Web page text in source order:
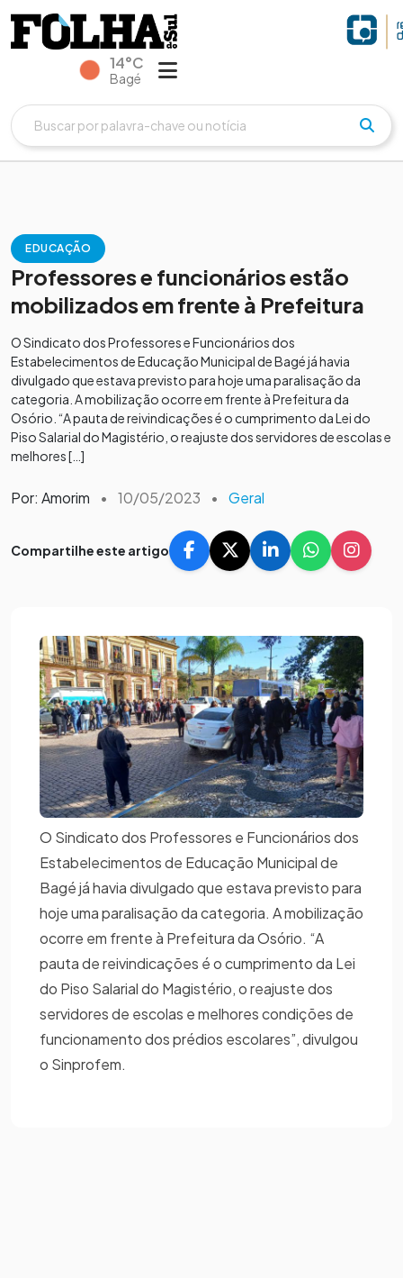
14°C
Bagé
EDUCAÇÃO
Professores e funcionários estão
mobilizados em frente à Prefeitura
O Sindicato dos Professores e Funcionários dos
Estabelecimentos de Educação Municipal de Bagé já havia
divulgado que estava previsto para hoje uma paralisação da
categoria. A mobilização ocorre em frente à Prefeitura da
Osório. “A pauta de reivindicações é o cumprimento da Lei do
Piso Salarial do Magistério, o reajuste dos servidores de escolas e
melhores […]
Por: Amorim • 10/05/2023 • Geral
Compartilhe este artigo
O Sindicato dos Professores e Funcionários dos
Estabelecimentos de Educação Municipal de
Bagé já havia divulgado que estava previsto para
hoje uma paralisação da categoria. A mobilização
ocorre em frente à Prefeitura da Osório. “A
pauta de reivindicações é o cumprimento da Lei
do Piso Salarial do Magistério, o reajuste dos
servidores de escolas e melhores condições de
funcionamento dos prédios escolares”, divulgou
o Sinprofem.